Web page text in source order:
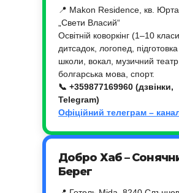
📍 Makon Residence, кв.
„Свети Власий“
Освітній коворкінг (1–10
дитсадок, логопед,
школи, вокал, музичний
болгарська мова, спорт.
📞 +359877169960 (дзвінки,
Telegram)
Офіційний телеграм –
Добро Хаб –
Берег